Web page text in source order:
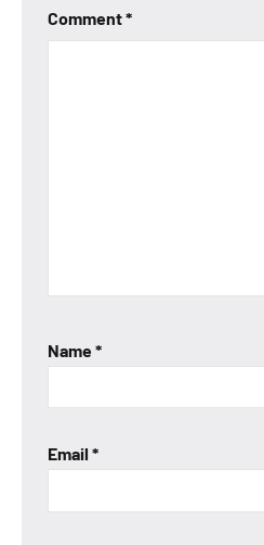
Comment*
Name*
Email *